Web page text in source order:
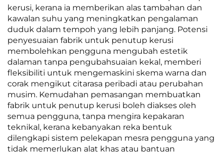
kerusi, kerana ia memberikan alas tambahan dan
kawalan suhu yang meningkatkan pengalaman
duduk dalam tempoh yang lebih panjang. Potensi
penyesuaian fabrik untuk penutup kerusi
membolehkan pengguna mengubah estetik
dalaman tanpa pengubahsuaian kekal, memberi
fleksibiliti untuk mengemaskini skema warna dan
corak mengikut citarasa peribadi atau perubahan
musim. Kemudahan pemasangan membuatkan
fabrik untuk penutup kerusi boleh diakses oleh
semua pengguna, tanpa mengira kepakaran
teknikal, kerana kebanyakan reka bentuk
dilengkapi sistem pelekapan mesra pengguna yang
tidak memerlukan alat khas atau bantuan